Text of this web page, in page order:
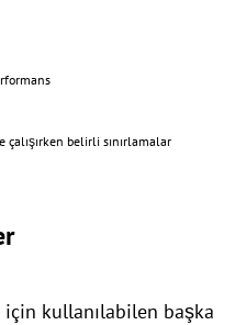
belirli sınırlamalar
kullanılabilen başka